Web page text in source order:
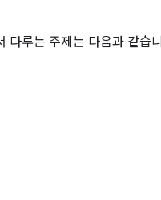
다루는 주제는 다음과 같습니